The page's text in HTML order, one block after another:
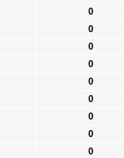
0
0
0
0
0
0
0
0
0